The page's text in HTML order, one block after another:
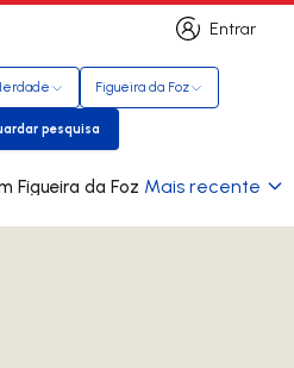
Entrar
Entrar
Figueira da Foz
Guardar pesquisa
pesquisa
para arrendar em Figueira da Foz Mais recente